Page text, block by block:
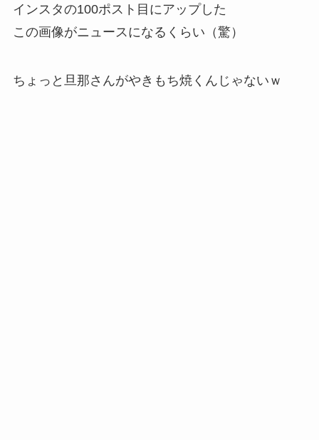
インスタの100ポスト目にアップした
この画像がニュースになるくらい（驚）
ちょっと旦那さんがやきもち焼くんじゃないｗ